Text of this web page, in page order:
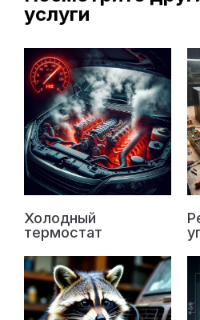
услуги
Холодный
термостат